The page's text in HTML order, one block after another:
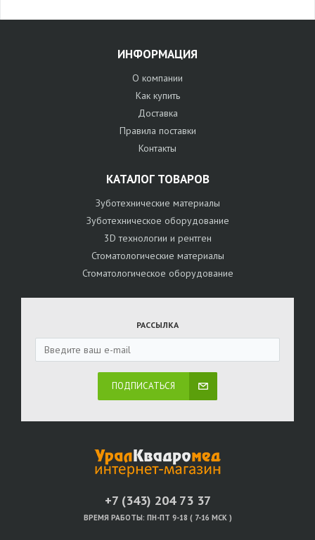
ИНФОРМАЦИЯ
О компании
Как купить
Доставка
Правила поставки
Контакты
КАТАЛОГ ТОВАРОВ
Зуботехнические материалы
Зуботехническое оборудование
3D технологии и рентген
Стоматологические материалы
Стоматологическое оборудование
РАССЫЛКА
ПОДПИСАТЬСЯ
+7 (343) 204 73 37
ВРЕМЯ РАБОТЫ: ПН-ПТ 9-18 ( 7-16 МСК )